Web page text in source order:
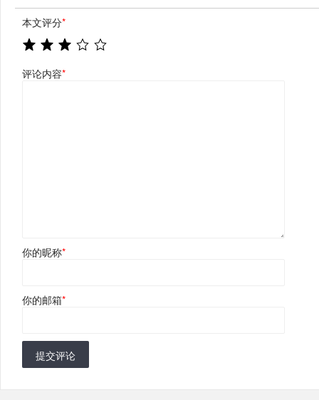
本文评分*
评论内容*
你的昵称*
你的邮箱*
提交评论